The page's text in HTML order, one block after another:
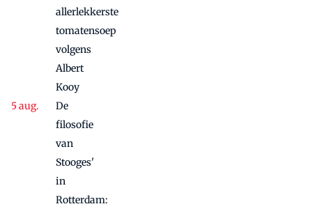
allerlekkerste
tomatensoep
volgens
Albert
Kooy
De
filosofie
van
Stooges'
in
Rotterdam: